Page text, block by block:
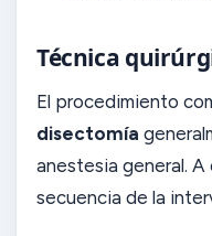
Técnica
El procedimiento
disectomía
anestesia general.
secuencia de la